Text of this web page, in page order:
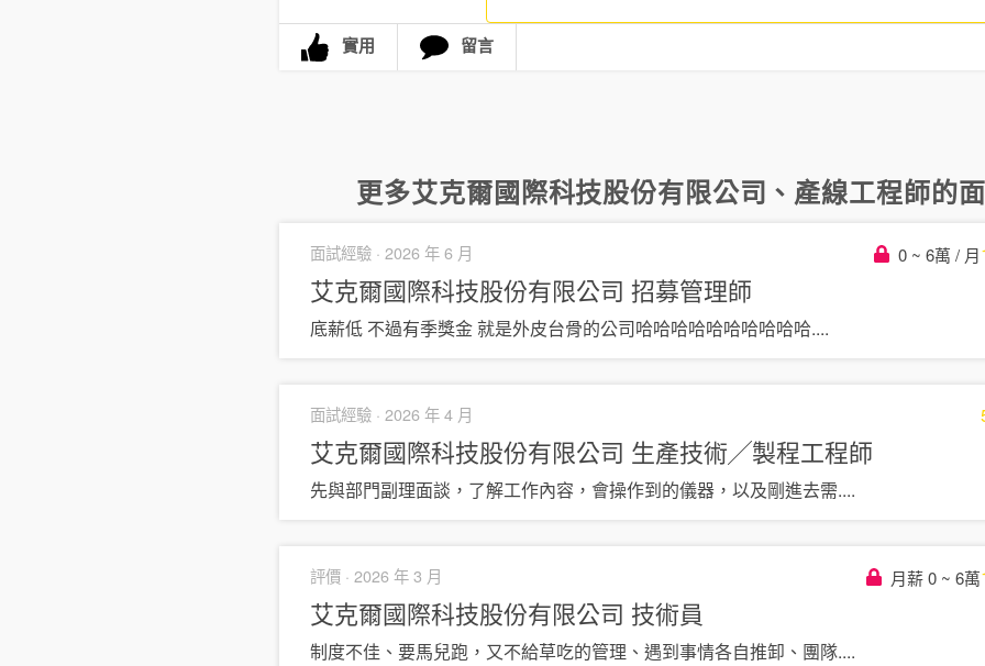
實用 留言
更多艾克爾國際科技股份有限公司 、 產線工程師的
面試經驗 · 2026 年 6 月 0 ~ 6萬 / 月
艾克爾國際科技股份有限公司 招募管理師
底薪低 不過有季獎金 就是外皮台骨的公司哈哈哈哈哈哈哈哈哈哈....
面試經驗 · 2026 年 4 月
艾克爾國際科技股份有限公司 生產技術╱製程工程師
先與部門副理面談，了解工作內容，會操作到的儀器，以及剛進去需....
評價 · 2026 年 3 月 月薪 0 ~ 6萬
艾克爾國際科技股份有限公司 技術員
制度不佳、要馬兒跑，又不給草吃的管理、遇到事情各自推卸、團隊....